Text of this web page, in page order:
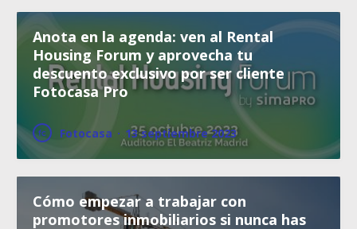
Anota en la agenda: ven al Rental
Housing Forum y aprovecha tu
descuento exclusivo por ser cliente
Fotocasa Pro
Fotocasa · 13 septiembre 2023
Cómo empezar a trabajar con
promotores inmobiliarios si nunca has